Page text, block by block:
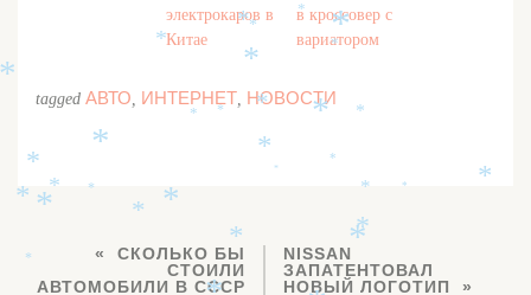
электрокаров в
Китае
в кроссовер с
вариатором
tagged АВТО, ИНТЕРНЕТ, НОВОСТИ
СКОЛЬКО БЫ
СТОИЛИ
АВТОМОБИЛИ В СССР
NISSAN
ЗАПАТЕНТОВАЛ
НОВЫЙ ЛОГОТИП
*
*
*
* *
*
*
*
*
*
*
*
*
* *
*
*
* *
*
*
*
*
*
* *
*